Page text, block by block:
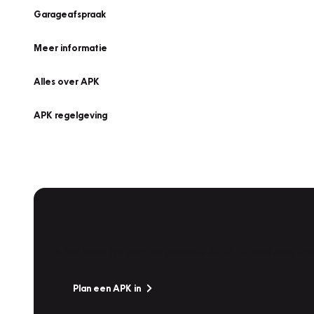
Garageafspraak
Meer informatie
Alles over APK
APK regelgeving
Plan een APK in